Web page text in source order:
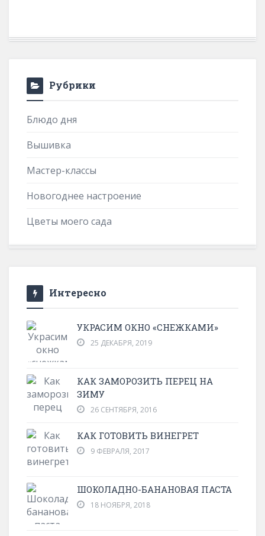
Рубрики
Блюдо дня
Вышивка
Мастер-классы
Новогоднее настроение
Цветы моего сада
Интересно
УКРАСИМ ОКНО «СНЕЖКАМИ»
25 ДЕКАБРЯ, 2019
КАК ЗАМОРОЗИТЬ ПЕРЕЦ НА
ЗИМУ
26 СЕНТЯБРЯ, 2016
КАК ГОТОВИТЬ ВИНЕГРЕТ
9 ФЕВРАЛЯ, 2017
ШОКОЛАДНО-БАНАНОВАЯ ПАСТА
18 НОЯБРЯ, 2018